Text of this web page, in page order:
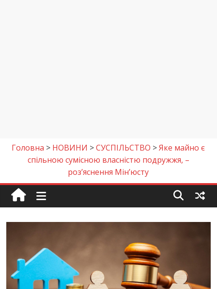
Головна > НОВИНИ >СУСПІЛЬСТВО >Яке майно є
спільною сумісною власністю подружжя, –
роз’яснення Мін’юсту